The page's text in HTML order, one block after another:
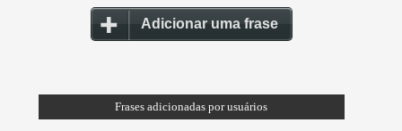
Adicionar uma frase
Frases adicionadas por usuários